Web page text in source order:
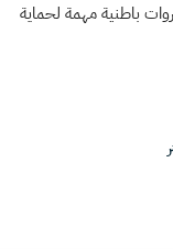
باطنية مهمة لحماية